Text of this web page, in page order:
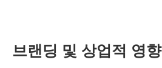
브랜딩 및 상업적 영향